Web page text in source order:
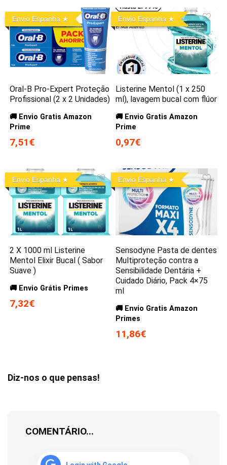
Envio Espanha
Oral-B Pro-Expert Proteção
Profissional (2 x 2 Unidades)
🚚 Envio Gratis Amazon
Prime
7,51€
Envio Espanha
Listerine Mentol (1 x 250
ml), lavagem bucal com flúor
🚚 Envio Gratis Amazon
Prime
0,97€
Envio Espanha
2 X 1000 ml Listerine
Mentol Elixir Bucal ( Sabor
Suave )
🚚 Envio Grátis Primes
7,32€
Envio Espanha
Sensodyne Pasta de dentes
Multiproteção contra a
Sensibilidade Dentária +
Cuidado Diário, Pack 4×75
ml
🚚 Envio Gratis Amazon
Primes
11,86€
Diz-nos o que pensas!
COMENTÁRIO...